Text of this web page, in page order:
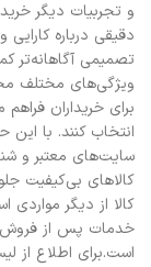
دقیقی درباره
تصمیمی آگاهانه‌تر
ویژگی‌های مختلف
برای خریداران
انتخاب کنند. با این
سایت‌های معتبر و
کالاهای بی‌کیفیت
کالا از دیگر مواردی
خدمات پس از فروش
است.برای اطلاع